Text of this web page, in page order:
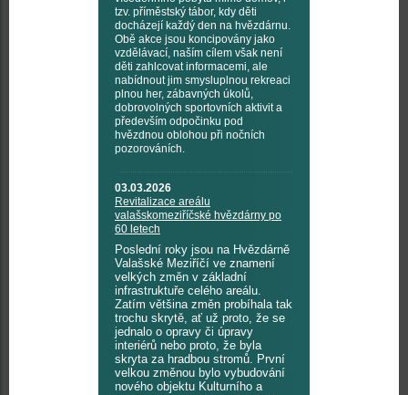
tzv. příměstský tábor, kdy děti
docházejí každý den na hvězdárnu.
Obě akce jsou koncipovány jako
vzdělávací, naším cílem však není
děti zahlcovat informacemi, ale
nabídnout jim smysluplnou rekreaci
plnou her, zábavných úkolů,
dobrovolných sportovních aktivit a
především odpočinku pod
hvězdnou oblohou při nočních
pozorováních.
03.03.2026
Revitalizace areálu
valašskomeziříčské hvězdárny po
60 letech
Poslední roky jsou na Hvězdárně
Valašské Meziříčí ve znamení
velkých změn v základní
infrastruktuře celého areálu.
Zatím většina změn probíhala tak
trochu skrytě, ať už proto, že se
jednalo o opravy či úpravy
interiérů nebo proto, že byla
skryta za hradbou stromů. První
velkou změnou bylo vybudování
nového objektu Kulturního a